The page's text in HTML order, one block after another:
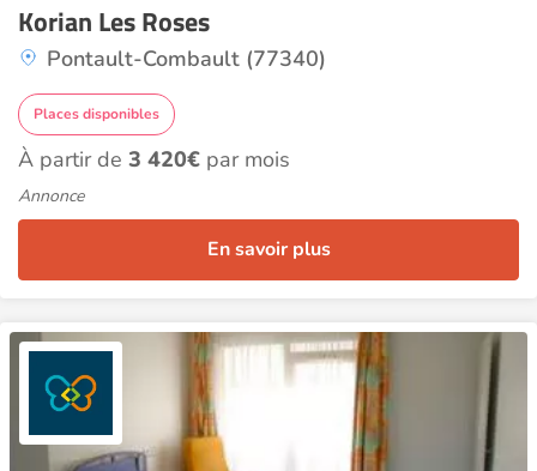
Korian Les Roses
Pontault-Combault (77340)
Places disponibles
À partir de 3 420€ par mois
Annonce
En savoir plus